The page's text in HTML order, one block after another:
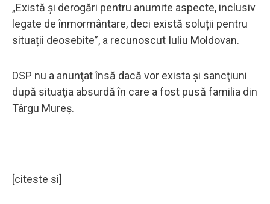
„Există și derogări pentru anumite aspecte, inclusiv
legate de înmormântare, deci există soluții pentru
situații deosebite”, a recunoscut Iuliu Moldovan.
DSP nu a anunţat însă dacă vor exista şi sancţiuni
după situaţia absurdă în care a fost pusă familia din
Târgu Mureş.
[citeste si]